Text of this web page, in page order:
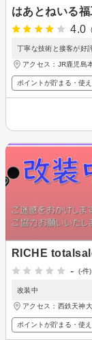
はあとねいる
4.0
丁寧な技術と接客が好
アクセス：JR鹿児島
ポイントが貯まる・使
RICHE
-
(-件)
改装中
アクセス：西鉄天神
ポイントが貯まる・使